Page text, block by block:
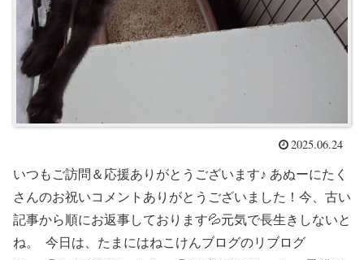
2025.06.24
いつもご訪問＆応援ありがとうございます♪ あぬーにたく
さんのお祝いコメントありがとうございました！今、古い
記事から順にお返事しております💦元気で長生きしないと
ね。 今日は、たまにはねこけんブログのリブログ